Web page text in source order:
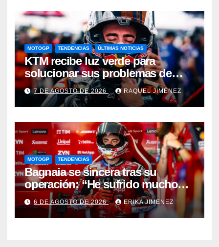
MOTOGP TENDENCIAS ÚLTIMAS NOTICIAS
KTM recibe luz verde para
solucionar sus problemas de
motor: una gran noticia para
Pedro Acosta
7 DE AGOSTO DE 2026 RAQUEL JIMÉNEZ
MOTOGP TENDENCIAS
Bagnaia se sincera tras su
operación: “He sufrido mucho
durante el último año y medio”
6 DE AGOSTO DE 2026 ERIKA JIMENEZ